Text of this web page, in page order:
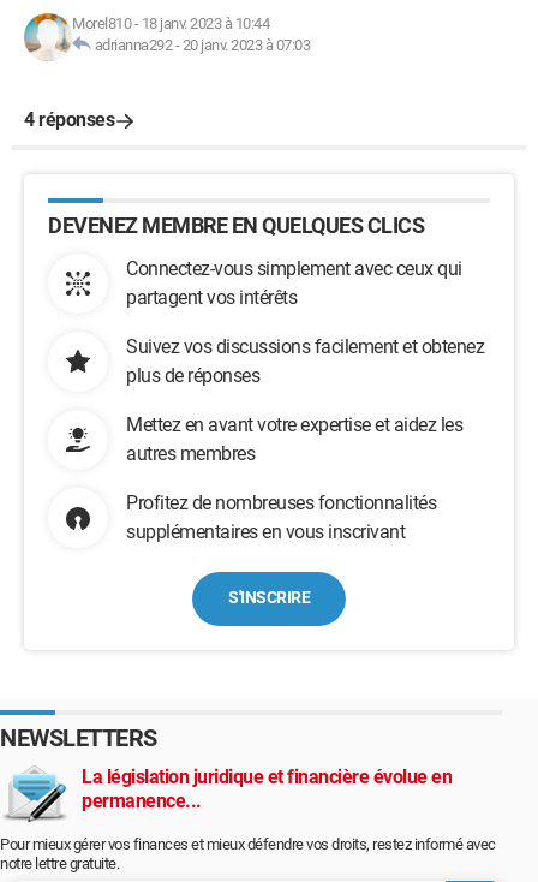
Morel810- 18 janv. 2023 à 10:44
adrianna292-20 janv. 2023 à 07:03
4 réponses
DEVENEZ MEMBRE EN QUELQUES CLICS
Connectez-vous simplement avec ceux qui
partagent vos intérêts
Suivez vos discussions facilement et obtenez
plus de réponses
Mettez en avant votre expertise et aidez les
autres membres
Profitez de nombreuses fonctionnalités
supplémentaires en vous inscrivant
S'INSCRIRE
NEWSLETTERS
La législation juridique et financière évolue en
permanence...
Pour mieux gérer vos finances et mieux défendre vos droits, restez informé avec
notre lettre gratuite.